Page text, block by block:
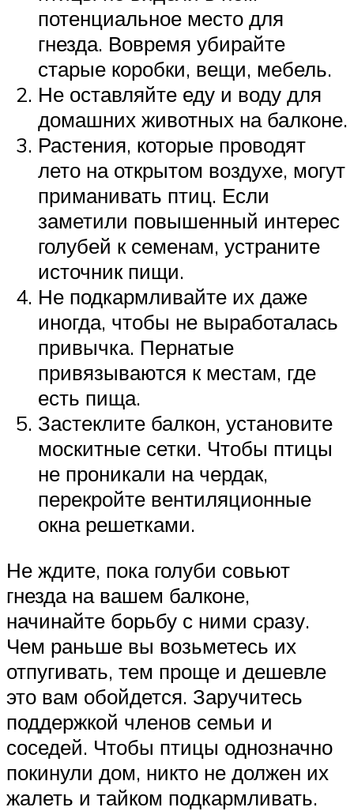
потенциальное место для
гнезда. Вовремя убирайте
старые коробки, вещи, мебель.
Не оставляйте еду и воду для
домашних животных на балконе.
Растения, которые проводят
лето на открытом воздухе, могут
приманивать птиц. Если
заметили повышенный интерес
голубей к семенам, устраните
источник пищи.
Не подкармливайте их даже
иногда, чтобы не выработалась
привычка. Пернатые
привязываются к местам, где
есть пища.
Застеклите балкон, установите
москитные сетки. Чтобы птицы
не проникали на чердак,
перекройте вентиляционные
окна решетками.
Не ждите, пока голуби совьют
гнезда на вашем балконе,
начинайте борьбу с ними сразу.
Чем раньше вы возьметесь их
отпугивать, тем проще и дешевле
это вам обойдется. Заручитесь
поддержкой членов семьи и
соседей. Чтобы птицы однозначно
покинули дом, никто не должен их
жалеть и тайком подкармливать.